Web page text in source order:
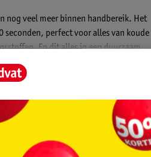
nog veel meer binnen handbereik. Het
perfect voor alles van koude
En dit alles in een duurzaam,
en druk twee keer op de AAN-knop -
zacht siliconen handvat - blenden en